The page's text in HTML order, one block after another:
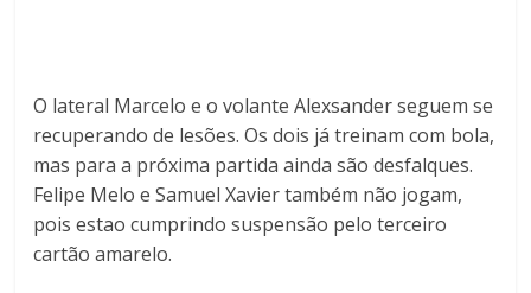
O lateral Marcelo e o volante Alexsander seguem se
recuperando de lesões. Os dois já treinam com bola,
mas para a próxima partida ainda são desfalques.
Felipe Melo e Samuel Xavier também não jogam,
pois estao cumprindo suspensão pelo terceiro
cartão amarelo.